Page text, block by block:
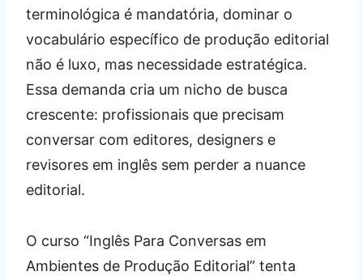
terminológica é mandatória, dominar o
vocabulário específico de produção editorial
não é luxo, mas necessidade estratégica.
Essa demanda cria um nicho de busca
crescente: profissionais que precisam
conversar com editores, designers e
revisores em inglês sem perder a nuance
editorial.
O curso “Inglês Para Conversas em
Ambientes de Produção Editorial” tenta